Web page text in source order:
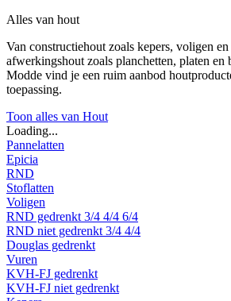
Alles van hout
Van constructiehout zoals kepers, voligen
afwerkingshout zoals planchetten, platen en
Modde vind je een ruim aanbod
toepassing.
Toon alles van Hout
Loading...
Pannelatten
Epicia
RND
Stoflatten
Voligen
RND gedrenkt 3/4 4/4 6/4
RND niet gedrenkt 3/4 4/4
Douglas gedrenkt
Vuren
KVH-FJ gedrenkt
KVH-FJ niet gedrenkt